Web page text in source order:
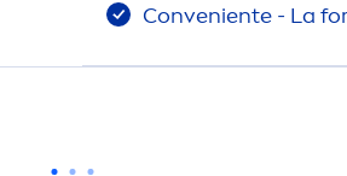
Conveniente - La